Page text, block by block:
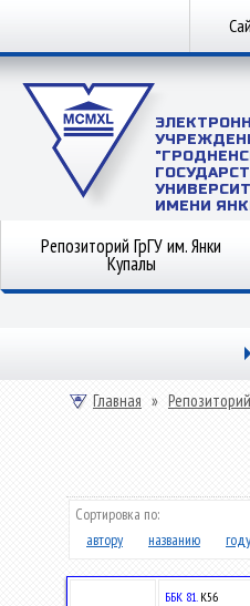
ИМЕНИ
Репозиторий ГрГУ им. Янки
Купалы
Главная »
Сортировка по:
автору
названию
ББК 81.К56